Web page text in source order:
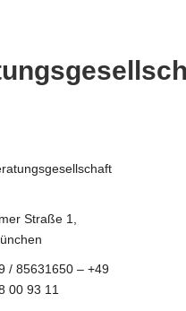
Straße 1,
/ 85631650 – +49
00 93 11